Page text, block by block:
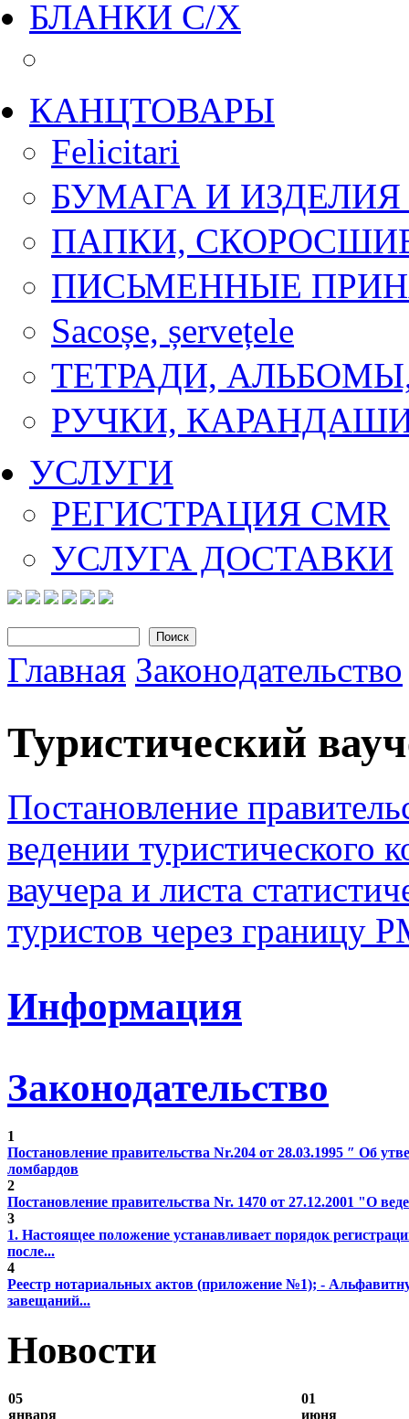
БЛАНКИ С/Х
КАНЦТОВАРЫ
Felicitari
БУМАГА И
ПАПКИ,
ПИСЬМЕННЫЕ
Sacoșe, șervețele
ТЕТРАДИ,
РУЧКИ,
УСЛУГИ
РЕГИСТРАЦИЯ CMR
УСЛУГА ДОСТАВКИ
Форма поиска
Вы здесь
Главная Законодательство
Туристический
Постановление
ведении туристического
ваучера и листа
туристов через границу
Информация
Законодательство
1
Постановление правительства Nr.204 от 28.03.1995 ″ Об
ломбардов
2
Постановление правительства Nr. 1470 от 27.12.2001 "О
3
1. Настоящее положение устанавливает порядок
после...
4
Реестр нотариальных актов (приложение №1); -
завещаний...
Новости
05
января
01
июня